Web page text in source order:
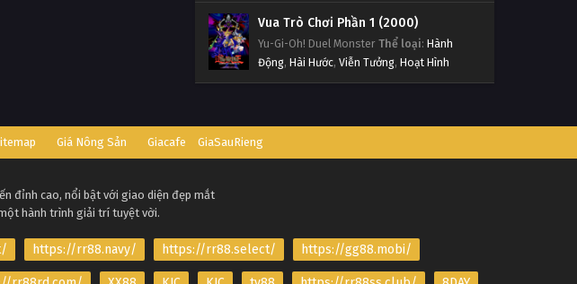
Vua Trò Chơi Phần 1 (2000)
Yu-Gi-Oh! Duel Monster Thể loại: Hành
Động, Hài Hước, Viễn Tưởng, Hoạt Hình
Giá Nông Sản Giacafe GiaSauRieng
đỉnh cao, nổi bật với giao diện đẹp mắt
hành trình giải trí tuyệt vời.
https://rr88.navy/ https://rr88.select/ https://gg88.mobi/